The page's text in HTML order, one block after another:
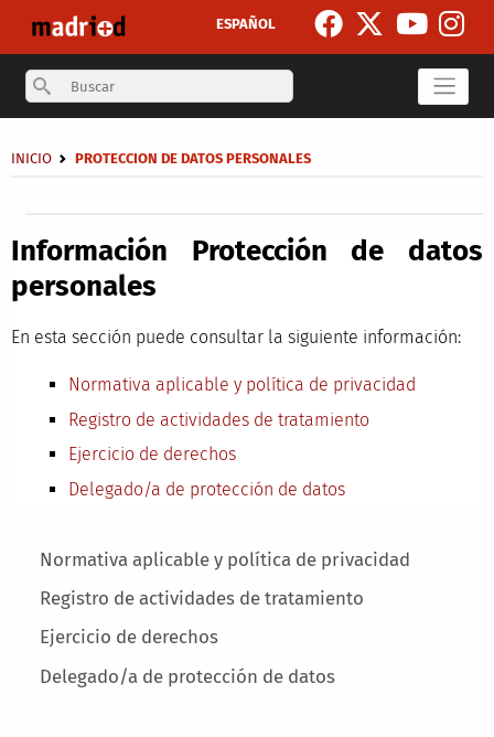
ESPAÑOL
Search
Breadcrumb
INICIO PROTECCION DE DATOS PERSONALES
Main menu
Normativa aplicable y política de privacidad
Registro de actividades de tratamiento
Ejercicio de derechos
Delegado/a de protección de datos
Información Protección de datos
personales
En esta sección puede consultar la siguiente información:
Normativa aplicable y política de privacidad
Registro de actividades de tratamiento
Ejercicio de derechos
Delegado/a de protección de datos